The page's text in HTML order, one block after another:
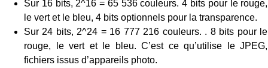
Sur 16 bits, 2^16 = 65 536 couleurs. 4 bits pour le rouge,
le vert et le bleu, 4 bits optionnels pour la transparence.
Sur 24 bits, 2^24 = 16 777 216 couleurs. . 8 bits pour le
rouge, le vert et le bleu. C’est ce qu’utilise le JPEG,
fichiers issus d’appareils photo.